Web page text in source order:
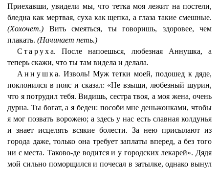
Приехавши, увидели мы, что тетка моя лежит на постели,
бледна как мертвая, суха как щепка, а глаза такие смешные.
(Хохочет.) Вить смеяться, ты говоришь, здоровее, чем
плакать. (Начинает петь.)
Старуха. После напоешься, любезная Аннушка, а
теперь скажи, что ты там видела и делала.
Аннушка. Изволь! Муж тетки моей, подошед к дяде,
поклонился в пояс и сказал: «Не взыщи, любезный шурин,
что я потрудил тебя. Видишь, сестра твоя, а моя жена, очень
дурна. Ты богат, а я беден: пособи мне деньжонками, чтобы
я мог позвать ворожею; а здесь у нас есть славная колдунья
и знает исцелять всякие болести. За нею присылают из
города даже, только она требует заплаты вперед, а без того
ни с места. Таково-де водится и у городских лекарей». Дядя
мой сильно поморщился и почесал в затылке, однако вынул